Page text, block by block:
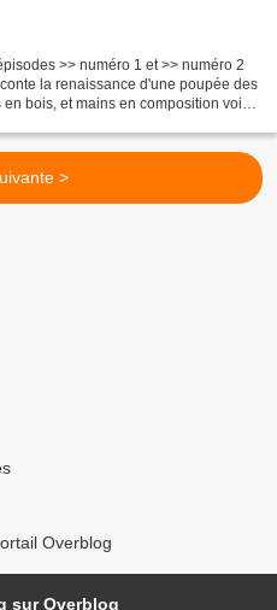
>> numéro 1 et >> numéro 2
la renaissance d'une poupée des
bois, et mains en composition voici
>
Overblog
sur Overblog